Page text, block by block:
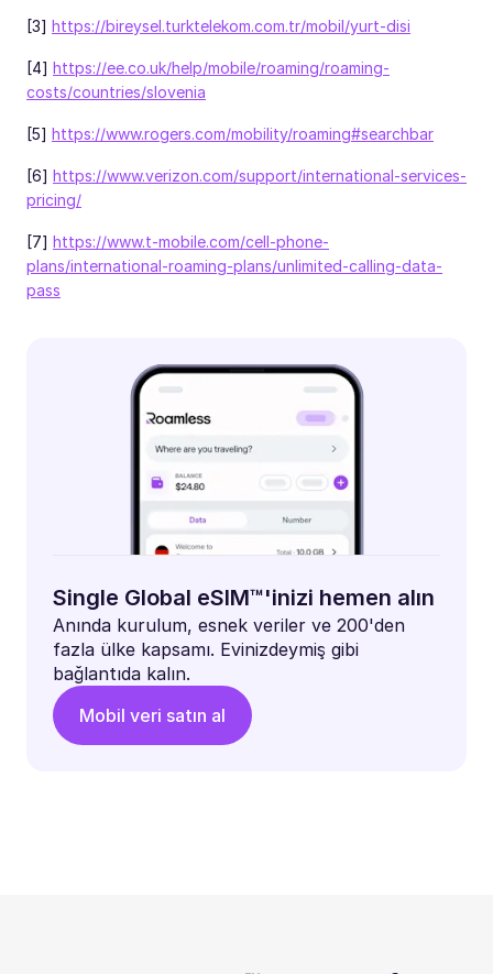
[3] https://bireysel.turktelekom.com.tr/mobil/yurt-disi
[4] https://ee.co.uk/help/mobile/roaming/roaming-
costs/countries/slovenia
[5] https://www.rogers.com/mobility/roaming#searchbar
[6] https://www.verizon.com/support/international-services-
pricing/
[7] https://www.t-mobile.com/cell-phone-
plans/international-roaming-plans/unlimited-calling-data-
pass
Single Global eSIM™'inizi hemen alın
Anında kurulum, esnek veriler ve 200'den
fazla ülke kapsamı. Evinizdeymiş gibi
bağlantıda kalın.
Mobil veri satın al